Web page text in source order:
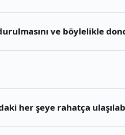
ve böylelikle
her şeye rahatça